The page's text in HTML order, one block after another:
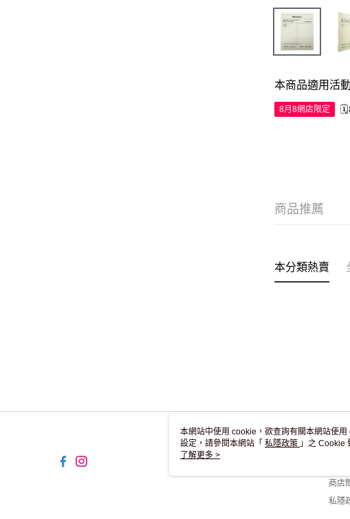
本商品適用活動
8月8網店限定
商品推薦
本分類熱賣
關
商店
私隱
本網站中使用 cookie，欲查詢有關本網站使
設定，請參閱本網站「 私隱政策 」之 Cookie
用 cookie。
了解更多 >